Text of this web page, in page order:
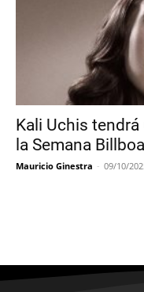
Kali Uchis
la Semana
Mauricio Ginestra - 09/10/